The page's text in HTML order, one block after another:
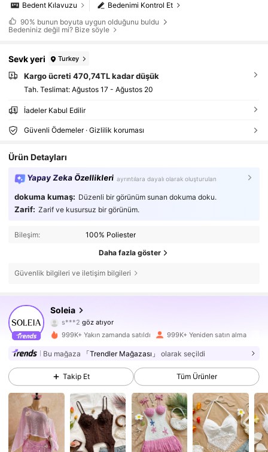
Bedenimi Kontrol Et
Bedent Kılavuzu
90% bunun boyuta uygun olduğunu buldu
Bedeniniz değil mi? Bize söyle
Sevk yeri Turkey
Kargo ücreti 470,74TL kadar düşük
Tah. Teslimat: Ağustos 17 - Ağustos 20
İadeler Kabul Edilir
Güvenli Ödemeler · Gizlilik koruması
Ürün Detayları
Yapay Zeka Özellikleri ayrıntılara dayalı olarak oluşturulan
dokuma kumaş: Düzenli bir görünüm sunan dokuma doku.
Zarif: Zarif ve kusursuz bir görünüm.
Bileşim: 100% Poliester
Daha fazla göster
Güvenlik bilgileri ve iletişim bilgileri
Soleia
s***2göz atıyor
4,82
2.4M Takipçiler
4,82 2.4M Takipçiler
4,82
4,82 2.4M Takipçiler
4,82 2.4M Takipçiler
999K+ Yakın zamanda satıldı 999K+ Yeniden satın alma
Bu mağaza 「Trendler Mağazası」 olarak seçildi
Takip Et Tüm Ürünler